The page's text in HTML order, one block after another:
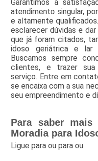
Garantimos a
atendimento singular,
e altamente
esclarecer dúvidas e
que já foram citados,
idoso geriátrica e lar
Buscamos sempre
clientes, e trazer
serviço. Entre em
se encaixa com a sua
seu empreendimento e
Para saber mais
Moradia para
Ligue paraou paraou